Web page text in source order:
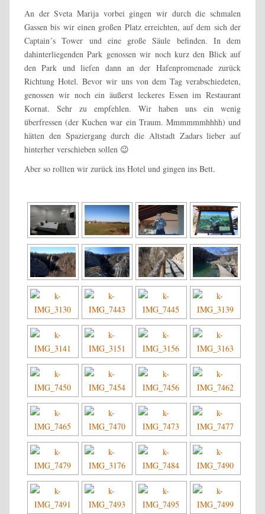
An der Sveta Marija vorbei gingen wir durch die schmalen
Gassen bis wir einen großen Platz erreichten, auf dem sich der
Captain´s Tower und eine große Säule befinden. In dem
dahinterliegenden Park genossen wir noch kurz den Blick auf
den Park und liefen dann an der Hafenpromenade zurück
Richtung Hotel. Bevor wir uns von dem Tag verabschiedeten,
genossen wir noch ein äußerst leckeres Essen im Restaurant
Kornat. Sehr zu empfehlen. Wir haben uns ein wenig
überfressen (der Kuchen war ein Traum. Mmmmmmhhhh) und
hätten den Spaziergang durch die Altstadt Zadars lieber auf
hinterher verschieben sollen 😉
Aber so rollten wir zurück ins Hotel und gingen ins Bett.